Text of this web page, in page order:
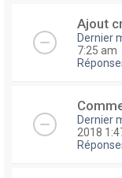
Ajout
Dernier
7:25 am
Dernier
2018